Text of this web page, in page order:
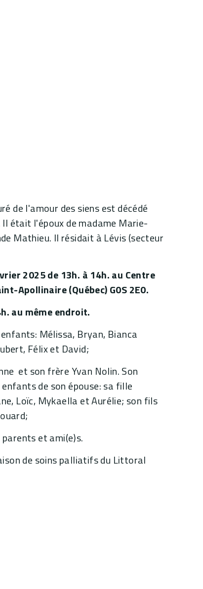
de l'amour des siens est décédé
était l'époux de madame Marie-
Mathieu. Il résidait à Lévis (secteur
2025 de 13h. à 14h. au Centre
Apollinaire (Québec) G0S 2E0.
au même endroit.
Mélissa, Bryan, Bianca
Félix et David;
et son frère Yvan Nolin. Son
de son épouse: sa fille
Loïc, Mykaella et Aurélie; son fils
et ami(e)s.
de soins palliatifs du Littoral